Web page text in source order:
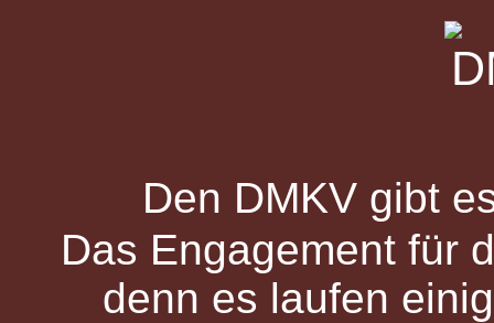
Den DMKV gibt
Das Engagement für
denn es laufen